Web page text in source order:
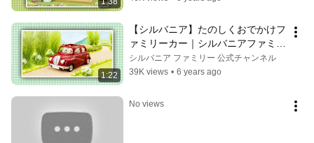
1:22
【シルバニア】たのしくおでかけフ
ァミリーカー｜シルバニアファミリ
ー商品紹介〈公式〉
シルバニア ファミリー 公式チャンネル
39K views • 6 years ago
No views